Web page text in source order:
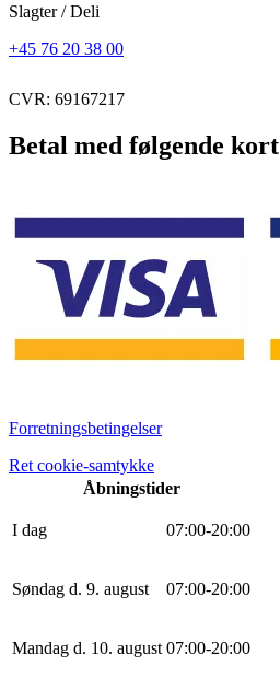
Slagter / Deli
+45 76 20 38 00
CVR: 69167217
Betal med følgende kort
Forretningsbetingelser
Ret cookie-samtykke
Åbningstider
I dag 07:00-20:00
Søndag d. 9. august 07:00-20:00
Mandag d. 10. august 07:00-20:00